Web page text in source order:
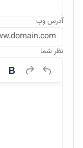
آدرس وب
نظر شما